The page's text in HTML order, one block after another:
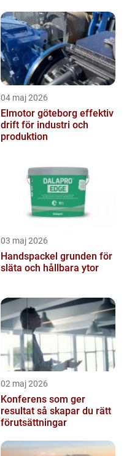
04 maj 2026
Elmotor göteborg effektiv
drift för industri och
produktion
03 maj 2026
Handspackel grunden för
släta och hållbara ytor
02 maj 2026
Konferens som ger
resultat så skapar du rätt
förutsättningar